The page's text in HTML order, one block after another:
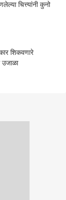
चित्त्यांनी कुनो
शिकवणारे
उजाळा